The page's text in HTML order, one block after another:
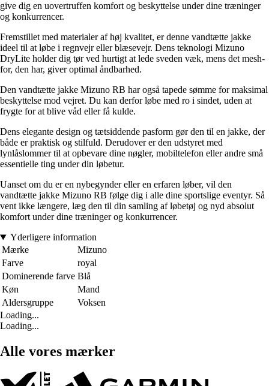
give dig en uovertruffen komfort og beskyttelse under dine træninger
og konkurrencer.
Fremstillet med materialer af høj kvalitet, er denne vandtætte jakke
ideel til at løbe i regnvejr eller blæsevejr. Dens teknologi Mizuno
DryLite holder dig tør ved hurtigt at lede sveden væk, mens det mesh-
for, den har, giver optimal åndbarhed.
Den vandtætte jakke Mizuno RB har også tapede sømme for maksimal
beskyttelse mod vejret. Du kan derfor løbe med ro i sindet, uden at
frygte for at blive våd eller få kulde.
Dens elegante design og tætsiddende pasform gør den til en jakke, der
både er praktisk og stilfuld. Derudover er den udstyret med
lynlåslommer til at opbevare dine nøgler, mobiltelefon eller andre små
essentielle ting under din løbetur.
Uanset om du er en nybegynder eller en erfaren løber, vil den
vandtætte jakke Mizuno RB følge dig i alle dine sportslige eventyr. Så
vent ikke længere, læg den til din samling af løbetøj og nyd absolut
komfort under dine træninger og konkurrencer.
Yderligere information
Mærke
Mizuno
Farve
royal
Dominerende farve Blå
Køn
Mand
Aldersgruppe
Voksen
Loading...
Loading...
Alle vores mærker